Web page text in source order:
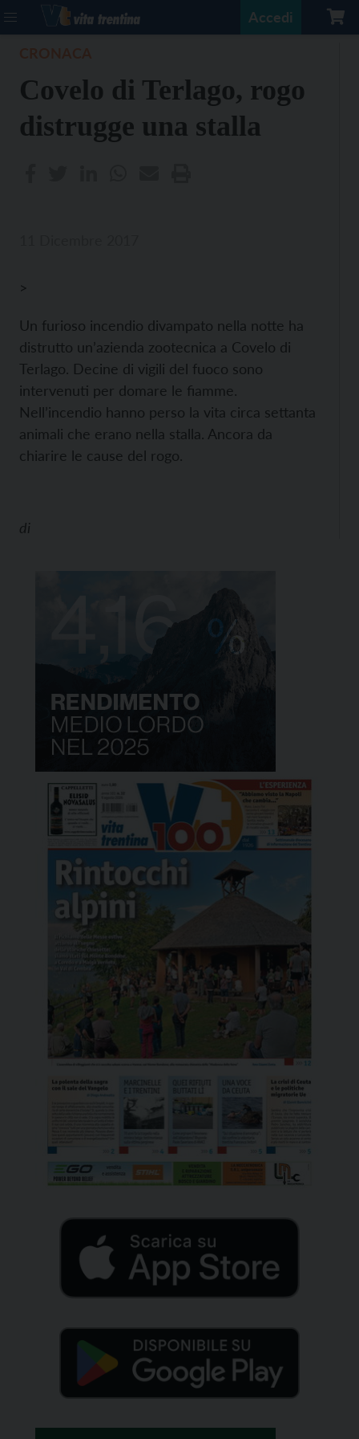
Accedi
Covelo di Terlago, rogo
distrugge una stalla
>
Un furioso incendio divampato nella notte ha
distrutto un’azienda zootecnica a Covelo di
Terlago. Decine di vigili del fuoco sono
intervenuti per domare le fiamme.
Nell’incendio hanno perso la vita circa settanta
animali che erano nella stalla. Ancora da
chiarire le cause del rogo.
di